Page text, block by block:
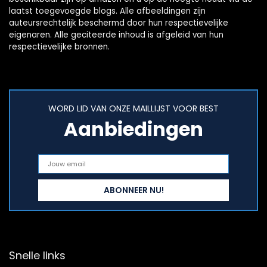
laatst toegevoegde blogs. Alle afbeeldingen zijn
auteursrechtelijk beschermd door hun respectievelijke
eigenaren. Alle geciteerde inhoud is afgeleid van hun
respectievelijke bronnen.
WORD LID VAN ONZE MAILLIJST VOOR BEST
Aanbiedingen
Snelle links